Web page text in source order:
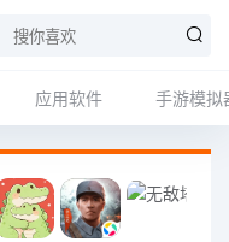
应用软件 手游模拟